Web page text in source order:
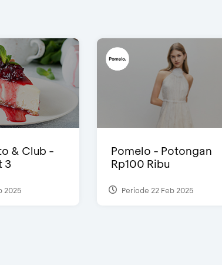
& Club -
3
2025
Pomelo - Potongan
Rp100 Ribu
Periode 22 Feb 2025